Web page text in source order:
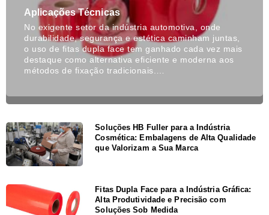
Aplicações Técnicas
No exigente setor da indústria automotiva, onde
durabilidade, segurança e estética caminham juntas,
o uso de fitas dupla face tem ganhado cada vez mais
destaque como alternativa eficiente e moderna aos
métodos de fixação tradicionais.…
Soluções HB Fuller para a Indústria
Cosmética: Embalagens de Alta Qualidade
que Valorizam a Sua Marca
Fitas Dupla Face para a Indústria Gráfica:
Alta Produtividade e Precisão com
Soluções Sob Medida